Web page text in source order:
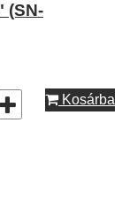
(SN-
Kosárba